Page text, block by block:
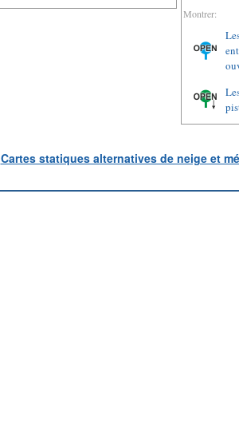
Montrer:
Cartes statiques alternatives de neige et